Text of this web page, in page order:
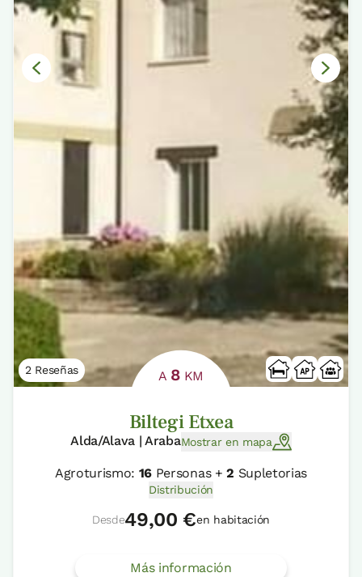
2 Reseñas A 8 KM
Biltegi Etxea
Alda/Alava | ArabaMostrar en mapa
Agroturismo: 16 Personas +2 Supletorias
Distribución
Desde49,00 €en habitación
Más información